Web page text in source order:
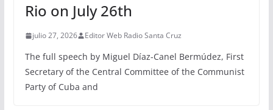
Rio on July 26th
julio 27, 2026 Editor Web Radio Santa Cruz
The full speech by Miguel Díaz-Canel Bermúdez, First
Secretary of the Central Committee of the Communist
Party of Cuba and